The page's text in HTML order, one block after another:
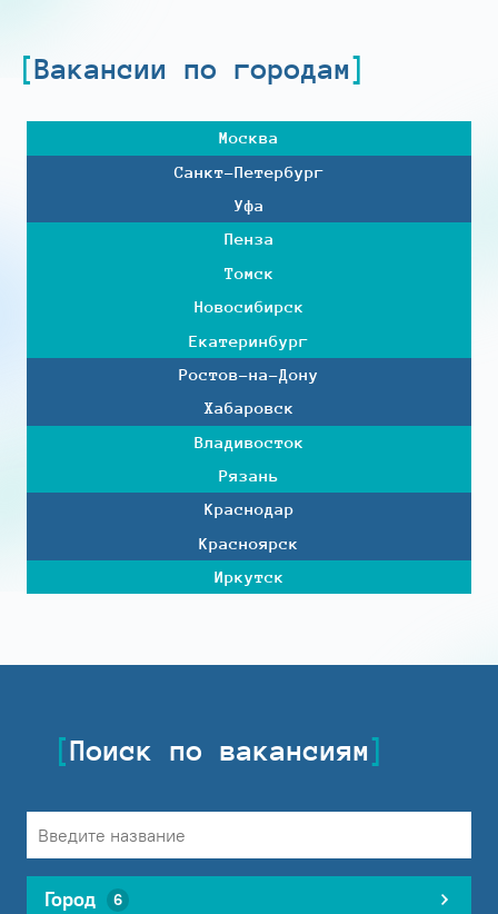
Вакансии по городам
Москва
Санкт-Петербург
Уфа
Пенза
Томск
Новосибирск
Екатеринбург
Ростов-на-Дону
Хабаровск
Владивосток
Рязань
Краснодар
Красноярск
Иркутск
Поиск по вакансиям
Город 6